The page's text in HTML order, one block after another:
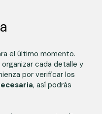
el último momento.
cada detalle y
por verificar los
, así podrás